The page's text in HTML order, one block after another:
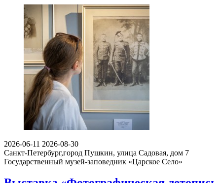
2026-06-11 2026-08-30
Санкт-Петербург,город Пушкин, улица Садовая, дом 7
Государственный музей-заповедник «Царское Село»